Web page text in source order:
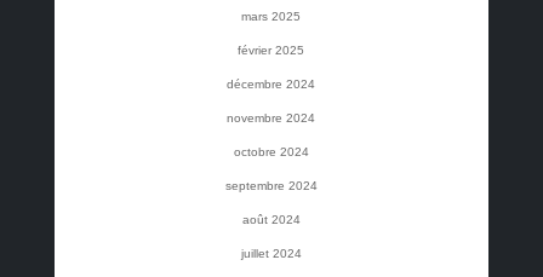
mars 2025
février 2025
décembre 2024
novembre 2024
octobre 2024
septembre 2024
août 2024
juillet 2024